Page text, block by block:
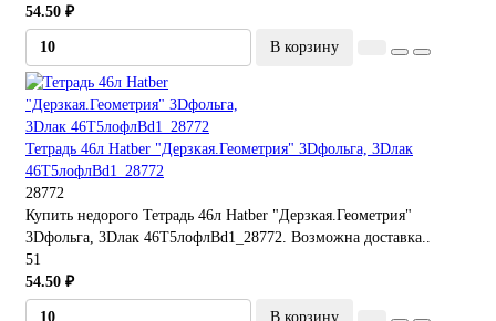
54.50 ₽
В корзину
Тетрадь 46л Hatber "Дерзкая.Геометрия" 3Dфольга, 3Dлак
46Т5лофлBd1_28772
28772
Купить недорого Тетрадь 46л Hatber "Дерзкая.Геометрия"
3Dфольга, 3Dлак 46Т5лофлBd1_28772. Возможна доставка..
51
54.50 ₽
В корзину